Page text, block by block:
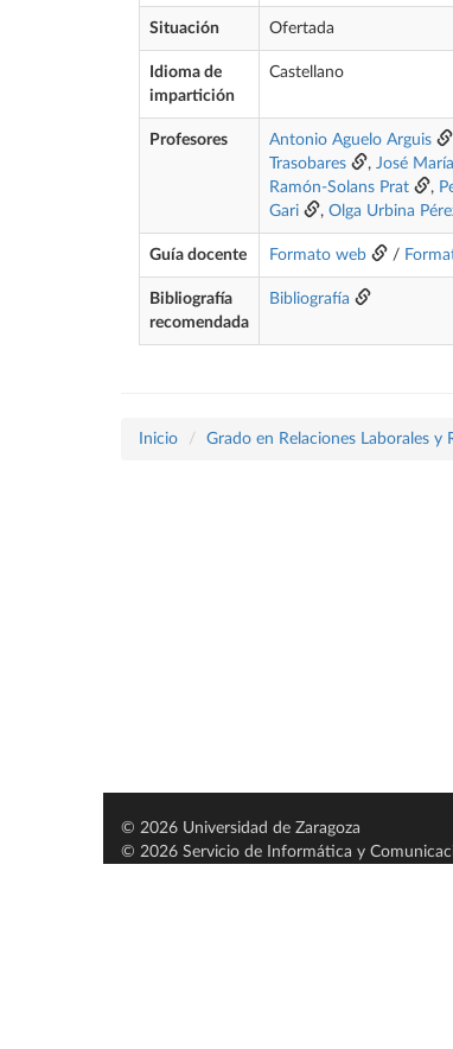
Situación Ofertada
Idioma de
impartición
Castellano
Profesores Antonio Aguelo Arguis
Trasobares
, José
Ramón-Solans Prat
,
Gari
, Olga Urbina
Guía docente Formato web /
Bibliografía
recomendada
Bibliografía
Inicio Grado en Relaciones Laborales y
© 2026 Universidad de Zaragoza
© 2026 Servicio de Informática y